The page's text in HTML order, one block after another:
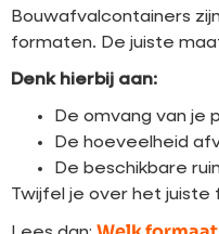
Bouwafvalcontainers
formaten. De juiste
Denk hierbij aan:
De omvang van je
De hoeveelheid
De beschikbare
Twijfel je over het juiste